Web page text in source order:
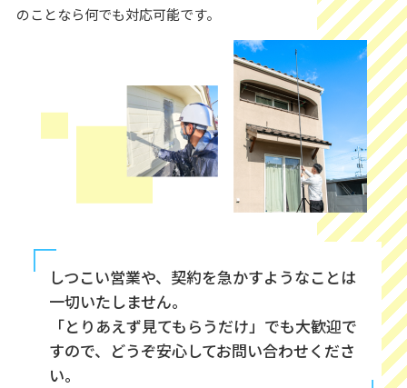
のことなら何でも対応可能です。
しつこい営業や、契約を急かすようなことは
一切いたしません。
「とりあえず見てもらうだけ」でも大歓迎で
すので、どうぞ安心してお問い合わせくださ
い。